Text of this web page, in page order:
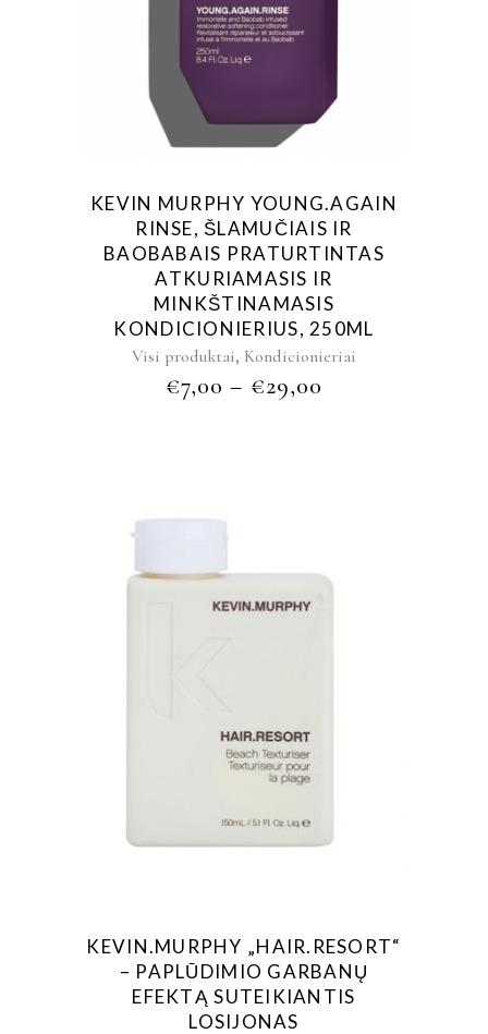
KEVIN MURPHY YOUNG.AGAIN
RINSE, ŠLAMUČIAIS IR
BAOBABAIS PRATURTINTAS
ATKURIAMASIS IR
MINKŠTINAMASIS
KONDICIONIERIUS, 250ML
Visi produktai, Kondicionieriai
€7,00 – €29,00
KEVIN.MURPHY „HAIR.RESORT“
– PAPLŪDIMIO GARBANŲ
EFEKTĄ SUTEIKIANTIS
LOSIJONAS